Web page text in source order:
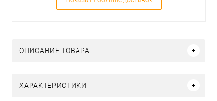
ОПИСАНИЕ ТОВАРА
ХАРАКТЕРИСТИКИ